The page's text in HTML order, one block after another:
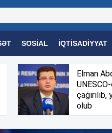
SOSIAL İQTISADIYYAT
TƏHSIL SAĞLAMLIQ
Elman
olub